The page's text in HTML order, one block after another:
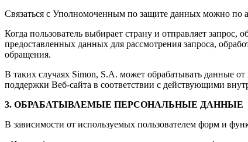
Связаться с Уполномоченным по защите данных можно по
Когда пользователь выбирает страну и отправляет
предоставленных данных для рассмотрения запроса,
обращения.
В таких случаях Simon, S.A. может обрабатывать данные
поддержки Веб-сайта в соответствии с действующими
3. ОБРАБАТЫВАЕМЫЕ ПЕРСОНАЛЬНЫЕ ДАННЫЕ
В зависимости от используемых пользователем форм и